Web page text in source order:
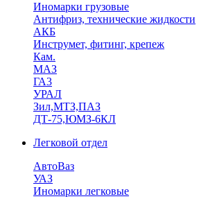
Иномарки грузовые
Антифриз, технические жидкости
АКБ
Инструмет, фитинг, крепеж
Кам.
МАЗ
ГА3
УРАЛ
Зил,МТЗ,ПАЗ
ДТ-75,ЮМЗ-6КЛ
Легковой отдел
АвтоВаз
УАЗ
Иномарки легковые